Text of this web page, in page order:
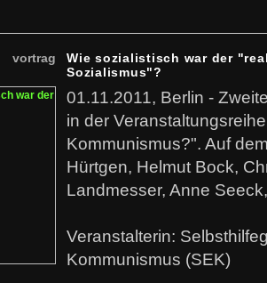
vortrag
Wie sozialistisch war der
Sozialismus"?
01.11.2011, Berlin -
in der
Kommunismus?". Auf
Hürtgen, Helmut Bock,
Landmesser, Anne
Veranstalterin:
Kommunismus (SEK)